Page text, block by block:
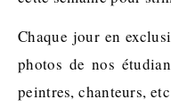
Chaque jour en
photos de nos
peintres, chanteurs,